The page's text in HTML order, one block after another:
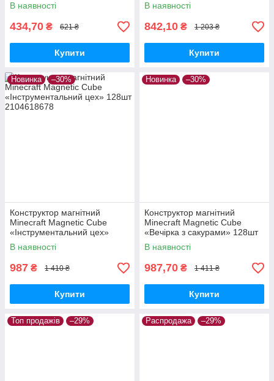
В наявності
434,70 ₴ 621 ₴
Купити
В наявності
842,10 ₴ 1 203 ₴
Купити
Новинка –30%
Конструктор магнітний
Minecraft Magnetic Cube
«Інструментальний цех»
128шт
В наявності
987 ₴ 1 410 ₴
Купити
Новинка –30%
Конструктор магнітний
Minecraft Magnetic Cube
«Вечірка з сакурами» 128шт
В наявності
987,70 ₴ 1 411 ₴
Купити
Топ продажів –29% Распродажа –29%